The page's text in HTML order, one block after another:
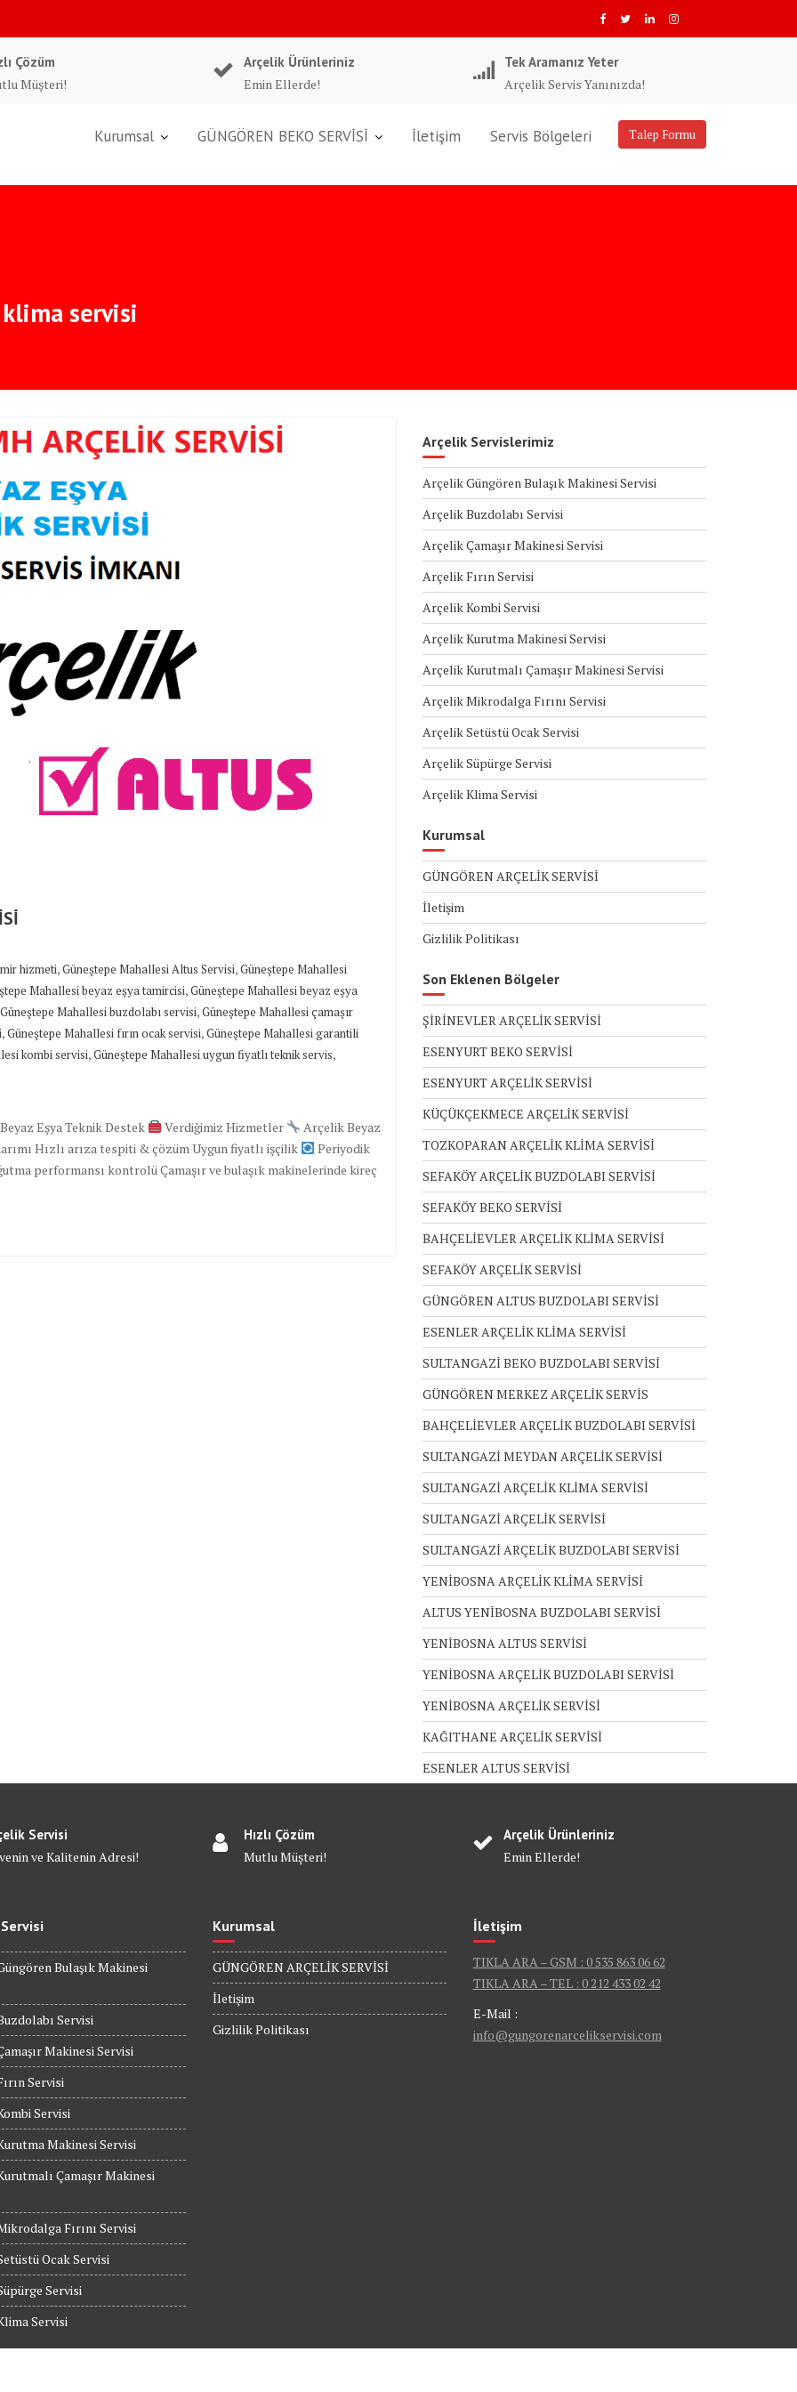
Çözüm
Müşteri!
Arçelik Ürünleriniz
Emin Ellerde!
Tek Aramanız Yeter
Arçelik Servis Yanınızda!
Talep Formu
Kurumsal GÜNGÖREN BEKO SERVİSİ İletişim Servis Bölgeleri
servisi
hizmeti,Güneştepe Mahallesi Altus Servisi,Güneştepe Mahallesi
Mahallesi beyaz eşya tamircisi,Güneştepe Mahallesi beyaz eşya
Güneştepe Mahallesi buzdolabı servisi,Güneştepe Mahallesi çamaşır
,Güneştepe Mahallesi fırın ocak servisi,Güneştepe Mahallesi garantili
kombi servisi,Güneştepe Mahallesi uygun fiyatlı teknik servis,
Eşya Teknik Destek Verdiğimiz Hizmetler
Arçelik Beyaz
Hızlı arıza tespiti & çözüm Uygun fiyatlı işçilik
Periyodik
performansı kontrolü Çamaşır ve bulaşık makinelerinde kireç
Arçelik Servislerimiz
Arçelik Güngören Bulaşık Makinesi Servisi
Arçelik Buzdolabı Servisi
Arçelik Çamaşır Makinesi Servisi
Arçelik Fırın Servisi
Arçelik Kombi Servisi
Arçelik Kurutma Makinesi Servisi
Arçelik Kurutmalı Çamaşır Makinesi Servisi
Arçelik Mikrodalga Fırını Servisi
Arçelik Setüstü Ocak Servisi
Arçelik Süpürge Servisi
Arçelik Klima Servisi
Kurumsal
GÜNGÖREN ARÇELİK SERVİSİ
İletişim
Gizlilik Politikası
Son Eklenen Bölgeler
ŞİRİNEVLER ARÇELİK SERVİSİ
ESENYURT BEKO SERVİSİ
ESENYURT ARÇELİK SERVİSİ
KÜÇÜKÇEKMECE ARÇELİK SERVİSİ
TOZKOPARAN ARÇELİK KLİMA SERVİSİ
SEFAKÖY ARÇELİK BUZDOLABI SERVİSİ
SEFAKÖY BEKO SERVİSİ
BAHÇELİEVLER ARÇELİK KLİMA SERVİSİ
SEFAKÖY ARÇELİK SERVİSİ
GÜNGÖREN ALTUS BUZDOLABI SERVİSİ
ESENLER ARÇELİK KLİMA SERVİSİ
SULTANGAZİ BEKO BUZDOLABI SERVİSİ
GÜNGÖREN MERKEZ ARÇELİK SERVİS
BAHÇELİEVLER ARÇELİK BUZDOLABI SERVİSİ
SULTANGAZİ MEYDAN ARÇELİK SERVİSİ
SULTANGAZİ ARÇELİK KLİMA SERVİSİ
SULTANGAZİ ARÇELİK SERVİSİ
SULTANGAZİ ARÇELİK BUZDOLABI SERVİSİ
YENİBOSNA ARÇELİK KLİMA SERVİSİ
ALTUS YENİBOSNA BUZDOLABI SERVİSİ
YENİBOSNA ALTUS SERVİSİ
YENİBOSNA ARÇELİK BUZDOLABI SERVİSİ
YENİBOSNA ARÇELİK SERVİSİ
KAĞITHANE ARÇELİK SERVİSİ
ESENLER ALTUS SERVİSİ
Servisi
ve Kalitenin Adresi!
Hızlı Çözüm
Mutlu Müşteri!
Arçelik Ürünleriniz
Emin Ellerde!
Bulaşık Makinesi
Servisi
Makinesi Servisi
Servisi
Servisi
Makinesi Servisi
Çamaşır Makinesi
Fırını Servisi
Ocak Servisi
Servisi
Servisi
Kurumsal
GÜNGÖREN ARÇELİK SERVİSİ
İletişim
Gizlilik Politikası
İletişim
TIKLA ARA – GSM : 0 535 863 06 62
TIKLA ARA – TEL : 0 212 433 02 42
E-Mail :
info@gungorenarcelikservisi.com